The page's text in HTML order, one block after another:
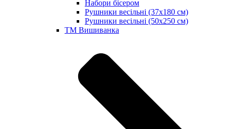
Набори бісером
Рушники весільні (37х180 см)
Рушники весільні (50х250 см)
ТМ Вишиванка